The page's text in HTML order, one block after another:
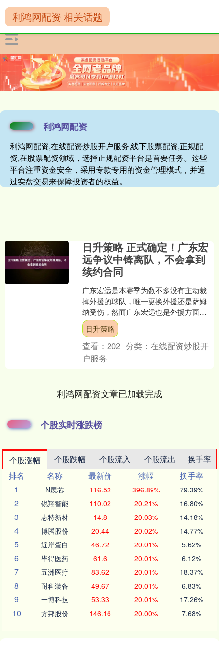
利鸿网配资
利鸿网配资,在线配资炒股开户服务,线下股票配资,正规配
资,在股票配资领域，选择正规配资平台是首要任务。这些
平台注重资金安全，采用专款专用的资金管理模式，并通
过实盘交易来保障投资者的权益。
利鸿网配资 相关话题
日升策略 正式确定！广东宏
远争议中锋离队，不会拿到
续约合同
广东宏远是本赛季为数不多没有主动裁
掉外援的球队，唯一更换外援还是萨姆
纳受伤，然而广东宏远也是外援方面最
充满争议的球队，特别是萨林杰，这位
充满争议的中锋表现一言难....
日升策略
查看：202 分类：在线配资炒股开
户服务
利鸿网配资文章已加载完成
个股实时涨跌榜
个股涨幅 个股跌幅 个股流入 个股流出
换手率
排名
名称 最新价 涨幅
换手率
1
N展芯 116.52 396.89% 79.39%
2 锐翔智能 110.02 20.21% 16.80%
3 志特新材 14.8 20.03% 14.18%
4 博腾股份 20.44 20.02% 14.77%
5 近岸蛋白 46.72 20.01% 5.62%
6 毕得医药 61.6 20.01% 6.12%
7 五洲医疗 83.62 20.01% 18.37%
8 耐科装备 49.67 20.01% 6.83%
9 一博科技 53.33 20.01% 17.26%
10 方邦股份 146.16 20.00% 7.68%